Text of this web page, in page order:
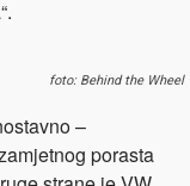
foto: Behind the Wheel
–
porasta